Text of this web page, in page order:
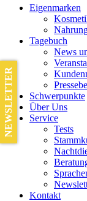
Eigenmarken
Tagebuch
News
Schwerpunkte
Über Uns
Service
Tests
Kontakt
NEWSLETTER